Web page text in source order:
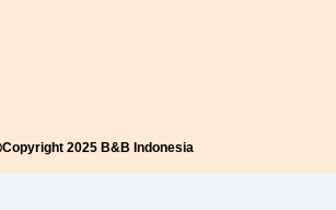
Copyright 2025 B&B Indonesia